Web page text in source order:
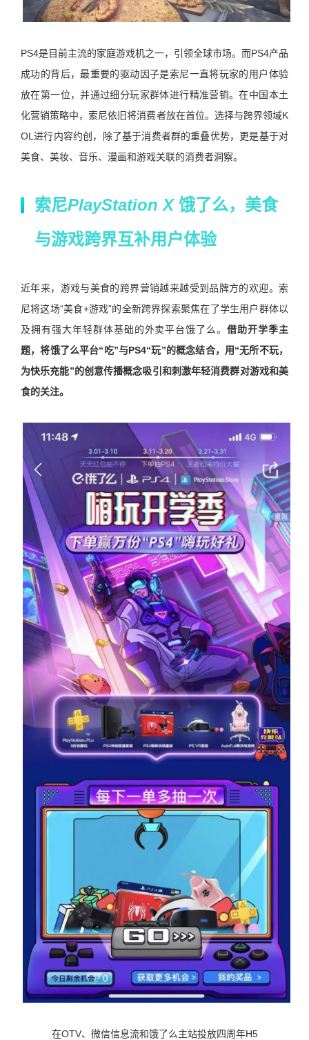
PS4是目前主流的家庭游戏机之一，引领全球市场。而PS4产品
成功的背后，最重要的驱动因子是索尼一直将玩家的用户体验
放在第一位，并通过细分玩家群体进行精准营销。在中国本土
化营销策略中，索尼依旧将消费者放在首位。选择与跨界领域K
OL 进行内容约创，除了基于消费者群的重叠优势，更是基于对
美食、美妆、音乐、漫画和游戏关联的消费者洞察。
索尼PlayStation X 饿了么，美食
与游戏跨界互补用户体验
近年来，游戏与美食的跨界营销越来越受到品牌方的欢迎。索
尼将这场“美食+游戏”的全新跨界探索聚焦在了学生用户群体以
及拥有强大年轻群体基础的外卖平台饿了么。借助开学季主
题，将饿了么平台“吃”与PS4“玩”的概念结合，用“无所不玩，
为快乐充能”的创意传播概念吸引和刺激年轻消费群对游戏和美
食的关注。
在OTV、微信信息流和饿了么主站投放四周年H5